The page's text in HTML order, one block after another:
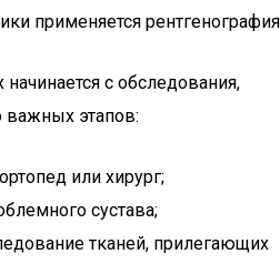
применяется рентгенография
с обследования,
важных этапов:
или хирург;
сустава;
тканей, прилегающих